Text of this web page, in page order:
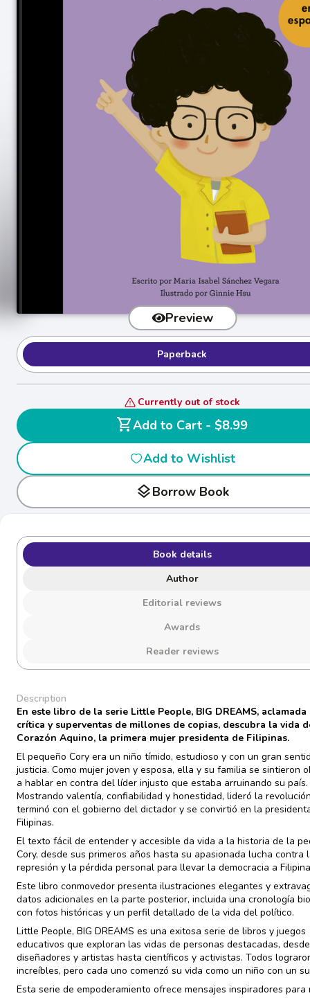
Preview
Paperback
Currently out of stock
shopping_cart
Add to Cart - $8.99
Add to Wishlist
layersBorrow Book
Book details
Author
Editorial reviews
Awards
Reader reviews
Description
En este libro de la serie Little People, BIG DREAMS,
crítica y superventas de millones de copias, descubra la vida
Corazón Aquino, la primera mujer presidenta de Filipinas.
El pequeño Cory era un niño tímido, estudioso y con un gran
justicia. Como mujer joven y esposa, ella y su familia se sintieron
a hablar en contra del líder injusto que estaba arruinando su país.
Mostrando valentía, confiabilidad y honestidad, lideró la
terminó con el gobierno del dictador y se convirtió en la
Filipinas.
El texto fácil de entender y accesible da vida a la historia de la
Cory, desde sus primeros años hasta su apasionada lucha contra
represión y la pérdida personal para llevar la democracia a
Este libro conmovedor presenta ilustraciones elegantes y
datos adicionales en la parte posterior, incluida una cronología
con fotos históricas y un perfil detallado de la vida del político.
Little People, BIG DREAMS es una exitosa serie de libros y juegos
educativos que exploran las vidas de personas destacadas, desde
diseñadores y artistas hasta científicos y activistas. Todos
increíbles, pero cada uno comenzó su vida como un niño con un
Esta serie de empoderamiento ofrece mensajes inspiradores para